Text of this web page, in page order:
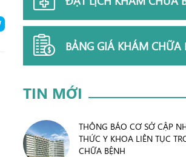
BẢNG GIÁ KHÁM CHỮA
TIN MỚI
THÔNG BÁO CƠ SỞ CẬP
THỨC Y KHOA LIÊN TỤC
CHỮA BỆNH